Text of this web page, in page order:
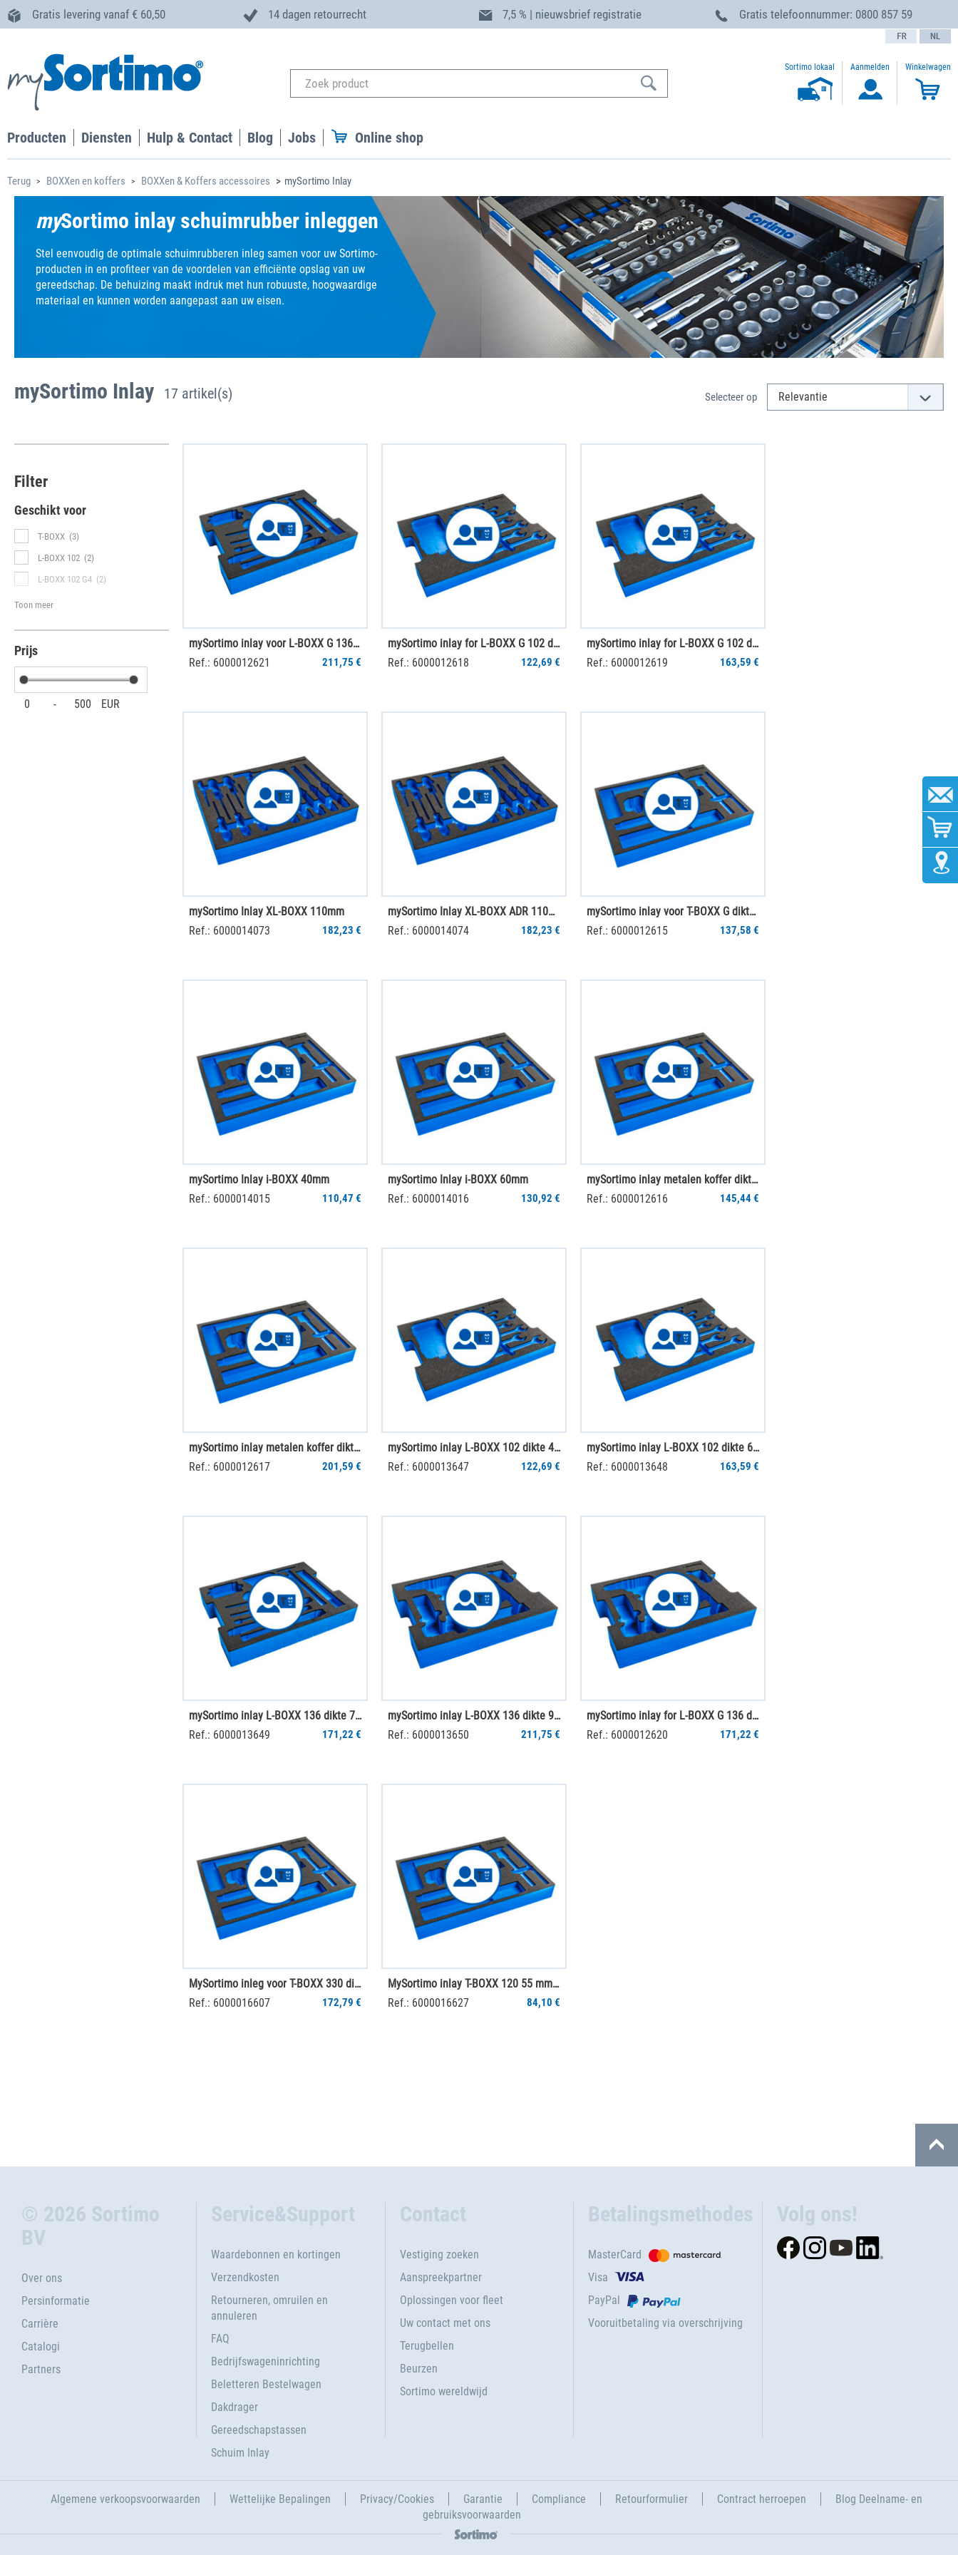
Gratis levering vanaf € 60,50 14 dagen retourrecht 7,5 % | nieuwsbrief registratie Gratis telefoonnummer: 0800 857 59
text.language
Sortimo lokaal Aanmelden Winkelwagen
Producten Diensten Hulp & Contact Blog Jobs Online shop
Terug BOXXen en koffers BOXXen & Koffers accessoires mySortimo Inlay
mySortimo inlay schuimrubber inleggen
Stel eenvoudig de optimale schuimrubberen inleg samen voor uw Sortimo-
producten in en profiteer van de voordelen van efficiënte opslag van uw
gereedschap. De behuizing maakt indruk met hun robuuste, hoogwaardige
materiaal en kunnen worden aangepast aan uw eisen.
mySortimo Inlay 17 artikel(s) Selecteer op
Filter
Geschikt voor
T-BOXX (3)
L-BOXX 102 (2)
L-BOXX 102 G4 (2)
Toon meer
Prijs
0 - 500 EUR
mySortimo inlay voor L-BOXX G 136 dikte 95 mm
Ref.: 6000012621
211,75 €
mySortimo inlay for L-BOXX G 102 dikte 40 mm
Ref.: 6000012618
122,69 €
mySortimo inlay for L-BOXX G 102 dikte 65 mm
Ref.: 6000012619
163,59 €
mySortimo Inlay XL-BOXX 110mm
Ref.: 6000014073
182,23 €
mySortimo Inlay XL-BOXX ADR 110mm
Ref.: 6000014074
182,23 €
mySortimo inlay voor T-BOXX G dikte 55 mm
Ref.: 6000012615
137,58 €
mySortimo Inlay i-BOXX 40mm
Ref.: 6000014015
110,47 €
mySortimo Inlay i-BOXX 60mm
Ref.: 6000014016
130,92 €
mySortimo inlay metalen koffer dikte 60 mm
Ref.: 6000012616
145,44 €
mySortimo inlay metalen koffer dikte 95 mm
Ref.: 6000012617
201,59 €
mySortimo inlay L-BOXX 102 dikte 40 mm
Ref.: 6000013647
122,69 €
mySortimo inlay L-BOXX 102 dikte 65 mm
Ref.: 6000013648
163,59 €
mySortimo inlay L-BOXX 136 dikte 70 mm
Ref.: 6000013649
171,22 €
mySortimo inlay L-BOXX 136 dikte 95 mm
Ref.: 6000013650
211,75 €
mySortimo inlay for L-BOXX G 136 dikte 70 mm
Ref.: 6000012620
171,22 €
MySortimo inleg voor T-BOXX 330 dikte 90 mm
Ref.: 6000016607
172,79 €
MySortimo inlay T-BOXX 120 55 mm dik
Ref.: 6000016627
84,10 €
© 2026 Sortimo
BV
Over ons
Persinformatie
Carrière
Catalogi
Partners
Service&Support
Waardebonnen en kortingen
Verzendkosten
Retourneren, omruilen en
annuleren
FAQ
Bedrijfswageninrichting
Beletteren Bestelwagen
Dakdrager
Gereedschapstassen
Schuim Inlay
Contact
Vestiging zoeken
Aanspreekpartner
Oplossingen voor fleet
Uw contact met ons
Terugbellen
Beurzen
Sortimo wereldwijd
Betalingsmethodes
MasterCard
Visa
PayPal
Vooruitbetaling via overschrijving
Volg ons!
Algemene verkoopsvoorwaarden Wettelijke Bepalingen Privacy/Cookies Garantie Compliance Retourformulier Contract herroepen
Blog Deelname- en
gebruiksvoorwaarden